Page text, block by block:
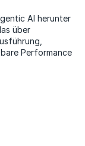
AI herunter
über
Performance